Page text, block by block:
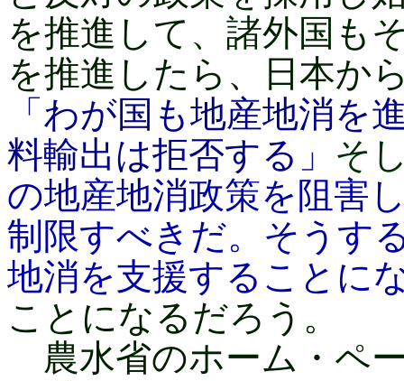
を推進して、諸外国も
を推進したら、日本か
「わが国も地産地消を
料輸出は拒否する」 そ
の地産地消政策を阻害
制限すべきだ。そうす
地消を支援することに
ことになるだろう。
農水省のホーム・ペ